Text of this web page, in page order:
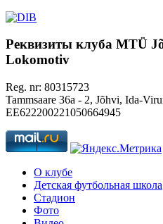
Реквизиты клуба MTÜ
Lokomotiv
Reg. nr: 80315723
Tammsaare 36a - 2, Jõhvi, Ida-
EE622200221050664945
О клубе
Детская футбольная школа
Стадион
Фото